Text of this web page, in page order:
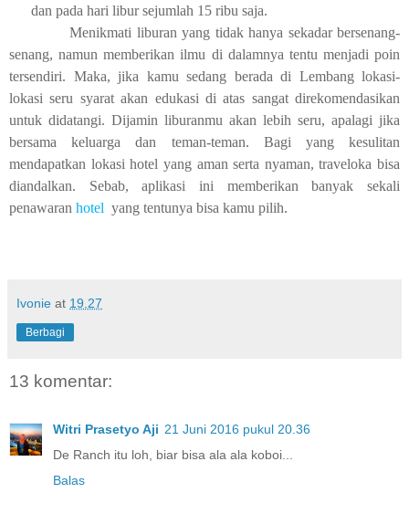
dan pada hari libur sejumlah 15 ribu saja.
Menikmati liburan yang tidak hanya sekadar bersenang-
senang, namun memberikan ilmu di dalamnya tentu menjadi poin
tersendiri. Maka, jika kamu sedang berada di Lembang lokasi-
lokasi seru syarat akan edukasi di atas sangat direkomendasikan
untuk didatangi. Dijamin liburanmu akan lebih seru, apalagi jika
bersama keluarga dan teman-teman. Bagi yang kesulitan
mendapatkan lokasi hotel yang aman serta nyaman, traveloka bisa
diandalkan. Sebab, aplikasi ini memberikan banyak sekali
penawaran hotel yang tentunya bisa kamu pilih.
Ivonie at 19.27
Berbagi
13 komentar:
Witri Prasetyo Aji 21 Juni 2016 pukul 20.36
De Ranch itu loh, biar bisa ala ala koboi...
Balas